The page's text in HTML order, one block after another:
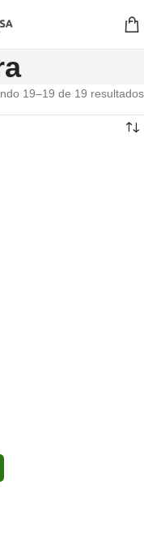
19–19 de 19 resultados